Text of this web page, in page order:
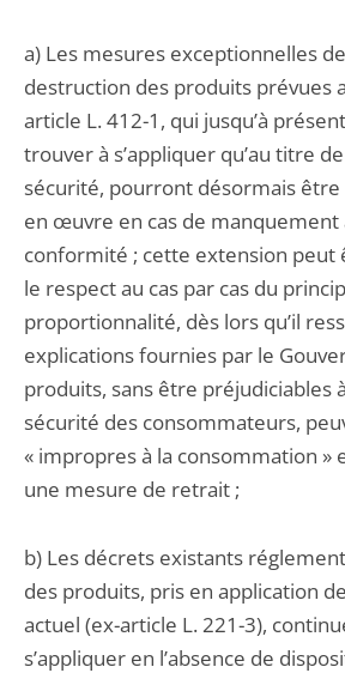
a) Les mesures exceptionnelles
destruction des produits prévues
article L. 412-1, qui jusqu’à
trouver à s’appliquer qu’au titre
sécurité, pourront désormais
en œuvre en cas de manquement
conformité ; cette extension peut
le respect au cas par cas du
proportionnalité, dès lors qu’il
explications fournies par le
produits, sans être préjudiciables
sécurité des consommateurs,
« impropres à la consommation »
une mesure de retrait ;
b) Les décrets existants
des produits, pris en application
actuel (ex-article L. 221-3),
s’appliquer en l’absence de